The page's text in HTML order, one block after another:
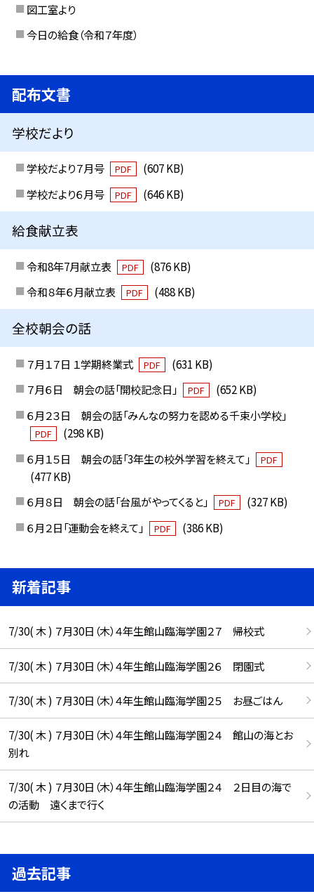
図工室より
今日の給食（令和７年度）
配布文書
学校だより
学校だより７月号 PDF
(607 KB)
学校だより６月号
PDF (646 KB)
給食献立表
令和8年7月献立表 PDF
(876 KB)
令和８年６月献立表
PDF (488 KB)
全校朝会の話
７月１７日 １学期終業式 PDF
(631 KB)
７月６日 朝会の話「開校記念日」
PDF
(652 KB)
６月２３日 朝会の話「みんなの努力を認める千束小学校」
PDF
(298 KB)
６月１５日 朝会の話「3年生の校外学習を終えて」
PDF
(477 KB)
６月８日 朝会の話「台風がやってくると」
PDF
(327 KB)
６月２日「運動会を終えて」
PDF (386 KB)
新着記事
7/30( 木 ) ７月30日（木）４年生館山臨海学園２７ 帰校式
7/30( 木 ) ７月30日（木）４年生館山臨海学園２６ 閉園式
7/30( 木 ) ７月30日（木）４年生館山臨海学園２５ お昼ごはん
7/30( 木 ) ７月30日（木）４年生館山臨海学園２４ 館山の海とお
別れ
7/30( 木 ) ７月30日（木）４年生館山臨海学園２４ ２日目の海で
の活動 遠くまで行く
過去記事